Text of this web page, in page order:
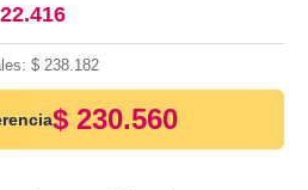
22.416
$ 238.182
$ 230.560